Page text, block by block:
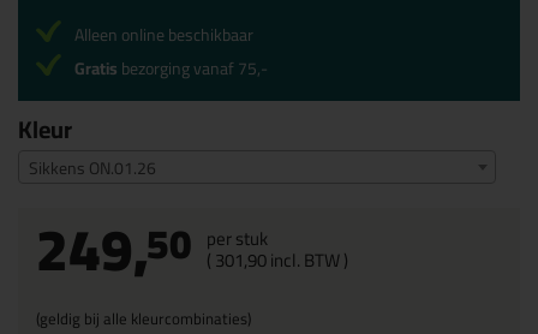
Kleur
Sikkens ON.01.26
249,50 per stuk
(301,90incl. BTW )
(geldig bij alle kleurcombinaties)
Alleen online beschikbaar
Gratisbezorging vanaf 75,-